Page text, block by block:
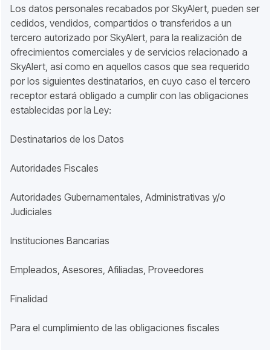
Los datos personales recabados por SkyAlert, pueden ser
cedidos, vendidos, compartidos o transferidos a un
tercero autorizado por SkyAlert, para la realización de
ofrecimientos comerciales y de servicios relacionado a
SkyAlert, así como en aquellos casos que sea requerido
por los siguientes destinatarios, en cuyo caso el tercero
receptor estará obligado a cumplir con las obligaciones
establecidas por la Ley:
Destinatarios de los Datos
Autoridades Fiscales
Autoridades Gubernamentales, Administrativas y/o
Judiciales
Instituciones Bancarias
Empleados, Asesores, Afiliadas, Proveedores
Finalidad
Para el cumplimiento de las obligaciones fiscales